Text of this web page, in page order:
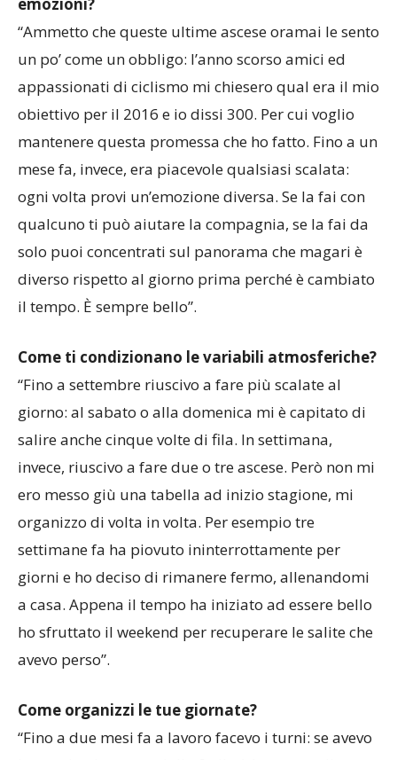
Il Cuvignone è diventato routine o provi ancora
emozioni?
“Ammetto che queste ultime ascese oramai le sento
un po’ come un obbligo: l’anno scorso amici ed
appassionati di ciclismo mi chiesero qual era il mio
obiettivo per il 2016 e io dissi 300. Per cui voglio
mantenere questa promessa che ho fatto. Fino a un
mese fa, invece, era piacevole qualsiasi scalata:
ogni volta provi un’emozione diversa. Se la fai con
qualcuno ti può aiutare la compagnia, se la fai da
solo puoi concentrati sul panorama che magari è
Come ti condizionano le variabili atmosferiche?
“Fino a settembre riuscivo a fare più scalate al
giorno: al sabato o alla domenica mi è capitato di
salire anche cinque volte di fila. In settimana,
invece, riuscivo a fare due o tre ascese. Però non mi
ero messo giù una tabella ad inizio stagione, mi
organizzo di volta in volta. Per esempio tre
settimane fa ha piovuto ininterrottamente per
giorni e ho deciso di rimanere fermo, allenandomi
a casa. Appena il tempo ha iniziato ad essere bello
avevo perso”.